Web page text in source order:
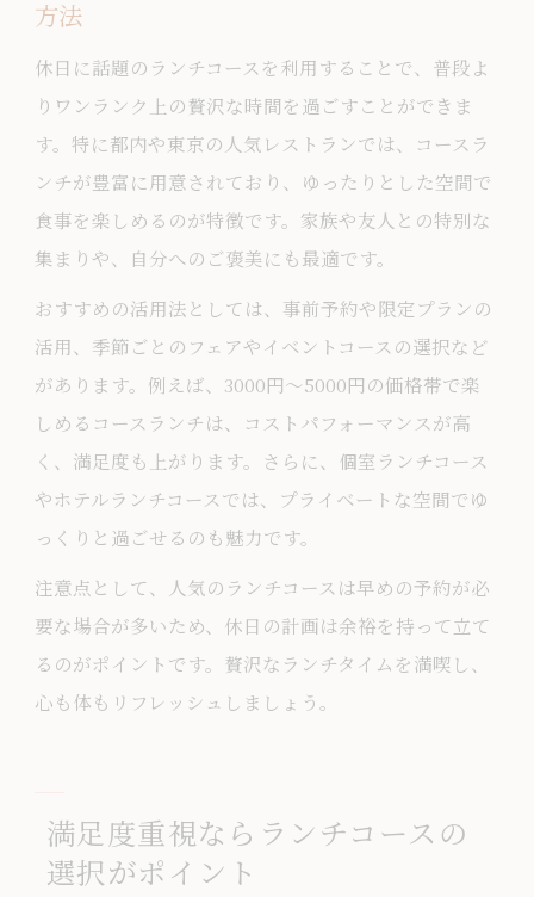
方法
休日に話題のランチコースを利用することで、普段よ
りワンランク上の贅沢な時間を過ごすことができま
す。特に都内や東京の人気レストランでは、コースラ
ンチが豊富に用意されており、ゆったりとした空間で
食事を楽しめるのが特徴です。家族や友人との特別な
集まりや、自分へのご褒美にも最適です。
おすすめの活用法としては、事前予約や限定プランの
活用、季節ごとのフェアやイベントコースの選択など
があります。例えば、3000円〜5000円の価格帯で楽
しめるコースランチは、コストパフォーマンスが高
く、満足度も上がります。さらに、個室ランチコース
やホテルランチコースでは、プライベートな空間でゆ
っくりと過ごせるのも魅力です。
注意点として、人気のランチコースは早めの予約が必
要な場合が多いため、休日の計画は余裕を持って立て
るのがポイントです。贅沢なランチタイムを満喫し、
心も体もリフレッシュしましょう。
満足度重視ならランチコースの
選択がポイント